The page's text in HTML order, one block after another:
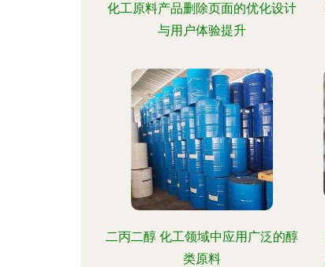
化工原料产品删除页面的优化设计
与用户体验提升
二丙二醇 化工领域中应用广泛的醇
类原料